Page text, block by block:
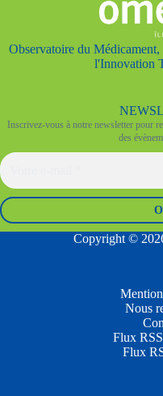
Observatoire du
l'Innovation
Inscrivez-vous à notre newsletter pour
des
Copyright ©
Nous
Flux
Flux